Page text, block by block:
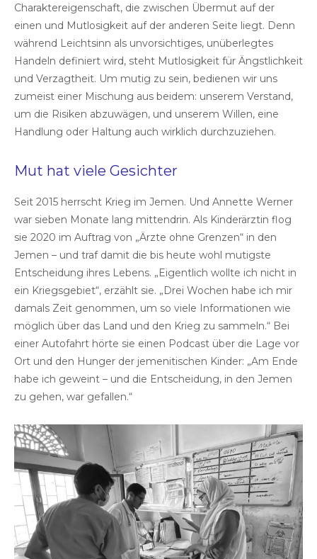
Charaktereigenschaft, die zwischen Übermut auf der
einen und Mutlosigkeit auf der anderen Seite liegt. Denn
während Leichtsinn als unvorsichtiges, unüberlegtes
Handeln definiert wird, steht Mutlosigkeit für Ängstlichkeit
und Verzagtheit. Um mutig zu sein, bedienen wir uns
zumeist einer Mischung aus beidem: unserem Verstand,
um die Risiken abzuwägen, und unserem Willen, eine
Handlung oder Haltung auch wirklich durchzuziehen.
Mut hat viele Gesichter
Seit 2015 herrscht Krieg im Jemen. Und Annette Werner
war sieben Monate lang mittendrin. Als Kinderärztin flog
sie 2020 im Auftrag von „Ärzte ohne Grenzen“ in den
Jemen – und traf damit die bis heute wohl mutigste
Entscheidung ihres Lebens. „Eigentlich wollte ich nicht in
ein Kriegsgebiet“, erzählt sie. „Drei Wochen habe ich mir
damals Zeit genommen, um so viele Informationen wie
möglich über das Land und den Krieg zu sammeln.“ Bei
einer Autofahrt hörte sie einen Podcast über die Lage vor
Ort und den Hunger der jemenitischen Kinder: „Am Ende
habe ich geweint – und die Entscheidung, in den Jemen
zu gehen, war gefallen.“